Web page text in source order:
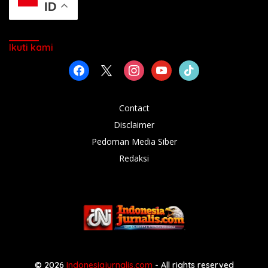
ID
Ikuti kami
facebook instagramyoutubetiktok
Contact
Disclaimer
Pedoman Media Siber
Redaksi
© 2026 Indonesiajurnalis.com - All rights reserved